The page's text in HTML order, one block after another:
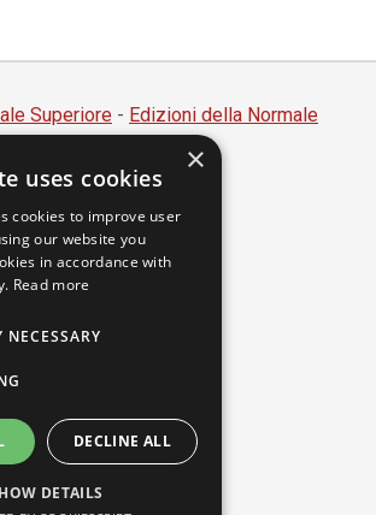
Superiore - Edizioni della Normale
7 - 56126 Pisa
80005050507
×
uses cookies
cookies to improve user
our website you
in accordance with
Read more
NECESSARY
DECLINE ALL
DETAILS